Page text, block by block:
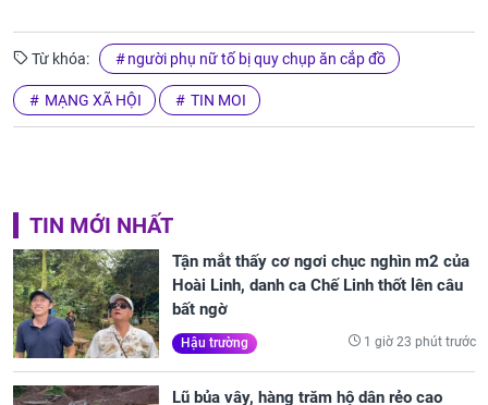
Từ khóa: người phụ nữ tố bị quy chụp ăn cắp đồ
MẠNG XÃ HỘI TIN MOI
TIN MỚI NHẤT
Tận mắt thấy cơ ngơi chục nghìn m2 của
Hoài Linh, danh ca Chế Linh thốt lên câu
bất ngờ
Hậu trường 1 giờ 23 phút trước
Lũ bủa vây, hàng trăm hộ dân rẻo cao